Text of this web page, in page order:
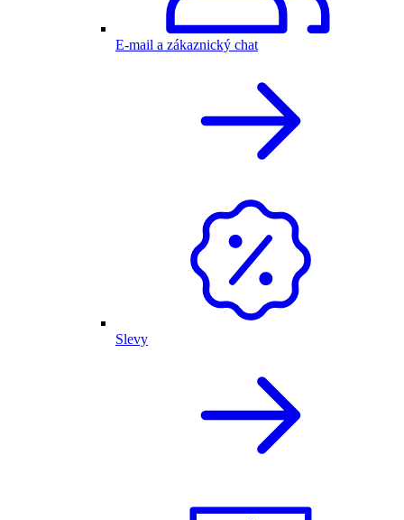
E-mail a zákaznický chat
Slevy